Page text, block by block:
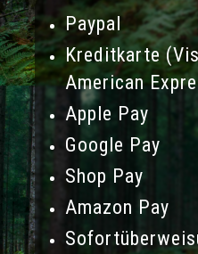
Paypal
Kreditkarte
American
Apple Pay
Google Pay
Shop Pay
Amazon Pay